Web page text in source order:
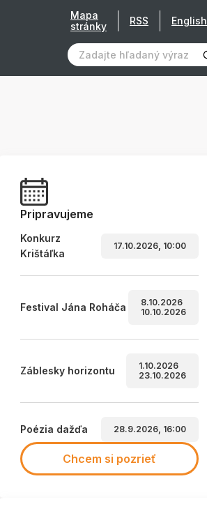
Mapa
stránky
RSS English
Pripravujeme
Konkurz
Krištáľka
17.10.2026, 10:00
Festival Jána Roháča
8.10.2026
10.10.2026
Záblesky horizontu
1.10.2026
23.10.2026
Poézia dažďa 28.9.2026, 16:00
Chcem si pozrieť